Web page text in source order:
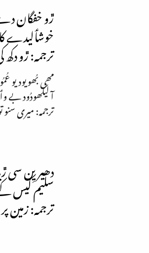
ڙو خفگان
خوشٲلیدے
ترجمہ: ڙو
مھی بُھویودیو
آ لیکُھودُود بے
ترجمہ: میری
دھیریِن سی
سلیم کیس
ترجمہ: